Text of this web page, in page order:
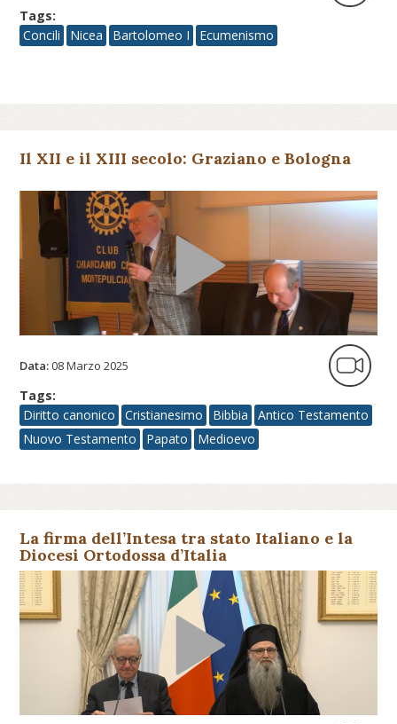
Tags:
Concili
Nicea Bartolomeo I Ecumenismo
Il XII e il XIII secolo: Graziano e Bologna
Data:08 Marzo 2025
Tags:
Diritto canonico
Cristianesimo Bibbia
Antico Testamento
Nuovo Testamento
Papato Medioevo
La firma dell’Intesa tra stato Italiano e la
Diocesi Ortodossa d’Italia